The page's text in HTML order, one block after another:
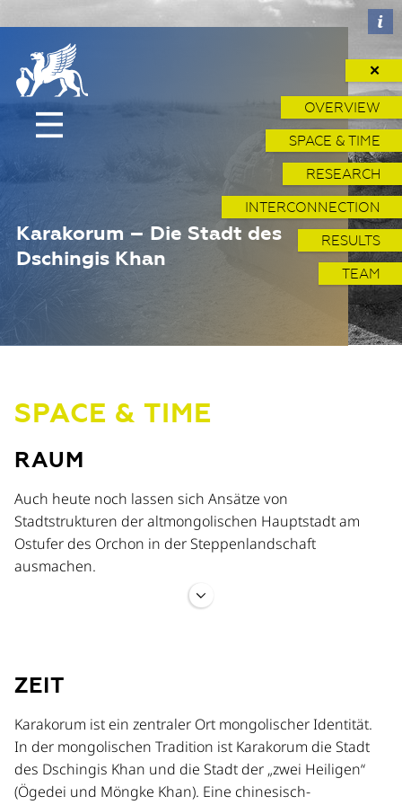
Karakorum – Die Stadt des
Dschingis Khan
✕
OVERVIEW
SPACE & TIME
RESEARCH
INTERCONNECTION
RESULTS
TEAM
SPACE & TIME
RAUM
Auch heute noch lassen sich Ansätze von
Stadtstrukturen der altmongolischen Hauptstadt am
Ostufer des Orchon in der Steppenlandschaft
ausmachen.
Grabungsschnitte im Bereich der Mauer ergaben, dass
diese auf einer älteren Konstruktion aus dem 13./14.
Jahrhundert aufbaut, vermutlich handelt es sich dabei
um den Palastkomplex der mongolischen Khane.
In südwestlicher Richtung liegt heute die Stadt
ZEIT
Karakorum ist ein zentraler Ort mongolischer Identität.
In der mongolischen Tradition ist Karakorum die Stadt
des Dschingis Khan und die Stadt der „zwei Heiligen“
(Ögedei und Möngke Khan). Eine chinesisch-